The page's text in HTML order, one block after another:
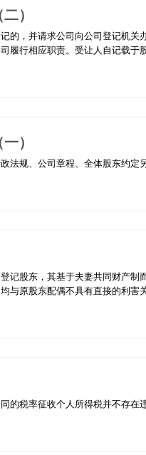
）
的，并请求公司向公司登记机关
履行相应职责。受让人自记载于
）
法规、公司章程、全体股东约定
记股东，其基于夫妻共同财产制
与原股东配偶不具有直接的利害
的税率征收个人所得税并不存在